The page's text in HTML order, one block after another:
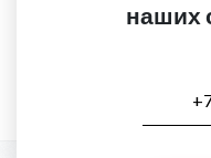
наших